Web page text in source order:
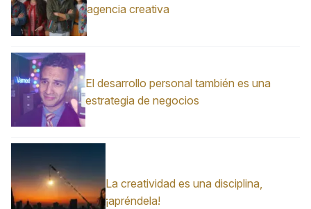
agencia creativa
El desarrollo personal también es una
estrategia de negocios
La creatividad es una disciplina,
¡apréndela!